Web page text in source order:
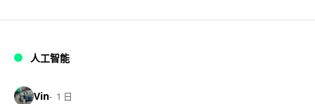
人工智能
Vin 1 日